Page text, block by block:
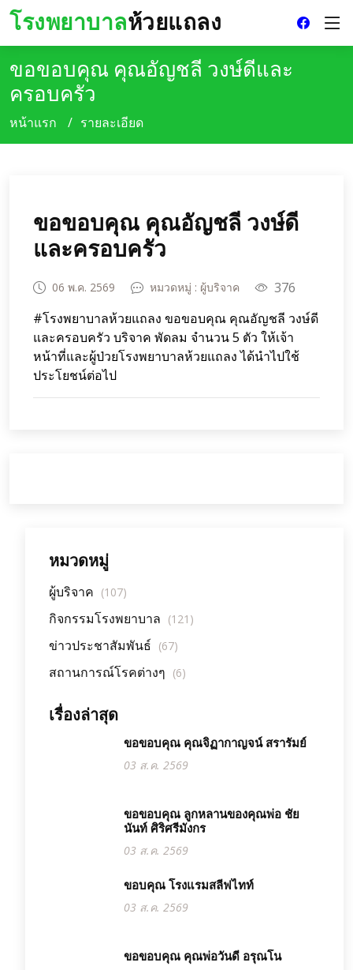
โรงพยาบาลห้วยแถลง
ขอขอบคุณ คุณอัญชลี วงษ์ดีและ
ครอบครัว
หน้าแรก รายละเอียด
ขอขอบคุณ คุณอัญชลี วงษ์ดี
และครอบครัว
06 พ.ค. 2569 หมวดหมู่ : ผู้บริจาค
376
#โรงพยาบาลห้วยแถลง ขอขอบคุณ คุณอัญชลี วงษ์ดี
และครอบครัว บริจาค พัดลม จำนวน 5 ตัว ให้เจ้า
หน้าที่และผู้ป่วยโรงพยาบาลห้วยแถลง ได้นำไปใช้
ประโยชน์ต่อไป
หมวดหมู่
ผู้บริจาค (107)
กิจกรรมโรงพยาบาล (121)
ข่าวประชาสัมพันธ์ (67)
สถานการณ์โรคต่างๆ (6)
เรื่องล่าสุด
ขอขอบคุณ คุณจิฏากาญจน์ สรารัมย์
03 ส.ค. 2569
ขอขอบคุณ ลูกหลานของคุณพ่อ ชัย
นันท์ ศิริศรีมังกร
03 ส.ค. 2569
ขอบคุณ โรงแรมสลีฟไทท์
03 ส.ค. 2569
ขอขอบคุณ คุณพ่อวันดี อรุณโน